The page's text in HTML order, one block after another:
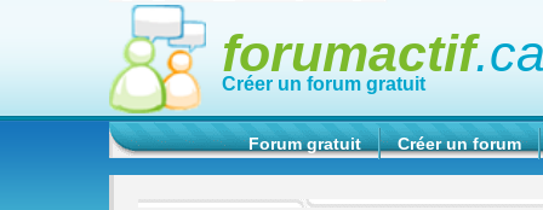
forumactif
Créer un forum gratuit
Forum gratuit Créer un forum